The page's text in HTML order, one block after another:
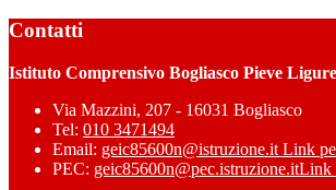
Contatti
Istituto Comprensivo Bogliasco Pieve
Via Mazzini, 207 - 16031 Bogliasco
Tel: 010 3471494
Email: geic85600n@istruzione.it Link
PEC: geic85600n@pec.istruzione.itLink